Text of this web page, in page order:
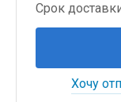
Срок
Хочу